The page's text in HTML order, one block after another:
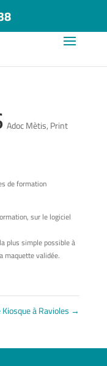
Adoc Mètis, Print
de formation
sur le logiciel
plus simple possible à
maquette validée.
Kiosque à Ravioles →